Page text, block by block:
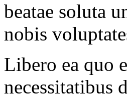
beatae soluta
nobis
Libero ea quo
necessitatibus